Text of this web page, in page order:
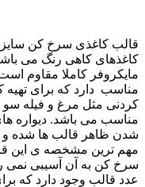
کاهی رنگ می باشد که در
کاملا مقاوم است. اطراف
که برای تهیه کیک و
مرغ و فیله سو خاری و
باشد. دیواره های ظرف
قالب ها شده و فرم
‌مشخصه ی این قالب ها
وجود دارد که برای مدتها